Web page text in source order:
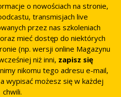
o nowościach na stronie,
transmisjach live
przez nas szkoleniach
mieć dostęp do niektórych
(np. wersji online Magazynu
niż inni, zapisz się
nikomu tego adresu e-mail,
wypisać możesz się w każdej
chwili.